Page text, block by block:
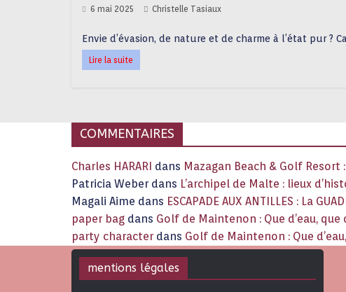
6 mai 2025 Christelle Tasiaux
Envie d’évasion, de nature et de charme à l’état pur ?
Lire la suite
COMMENTAIRES
Charles HARARI dans Mazagan Beach & Golf
Patricia Weber dans L’archipel de Malte : lieux
Magali Aime dans ESCAPADE AUX ANTILLES : La
paper bag dans Golf de Maintenon : Que d’eau, que
party character dans Golf de Maintenon : Que
mentions légales